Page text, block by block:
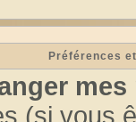
Préférences
mes
(si vous